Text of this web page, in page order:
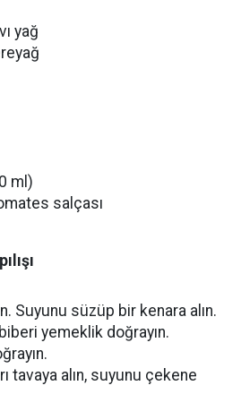
yağ
ml)
salçası
Suyunu süzüp bir kenara alın.
yemeklik doğrayın.
tavaya alın, suyunu çekene